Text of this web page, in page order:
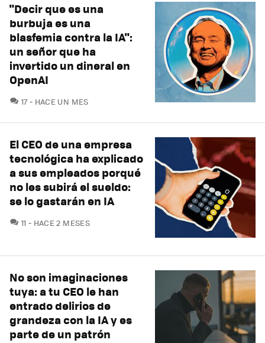
"Decir que es una
burbuja es una
blasfemia contra la IA":
un señor que ha
invertido un dineral en
OpenAI
17COMENTARIOS
HACE UN MES
El CEO de una empresa
tecnológica ha explicado
a sus empleados porqué
no les subirá el sueldo:
se lo gastarán en IA
11 COMENTARIOS
HACE 2 MESES
No son imaginaciones
tuya: a tu CEO le han
entrado delirios de
grandeza con la IA y es
parte de un patrón